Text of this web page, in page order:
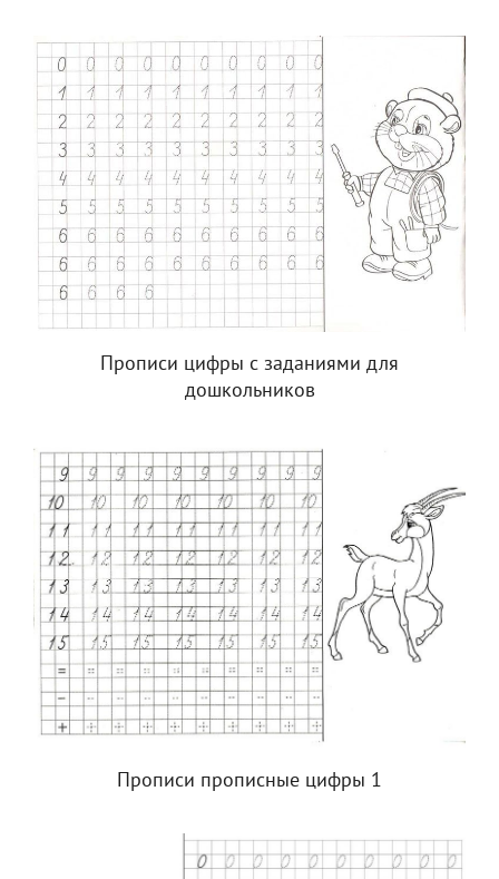
Прописи цифры с заданиями для
дошкольников
Прописи прописные цифры 1